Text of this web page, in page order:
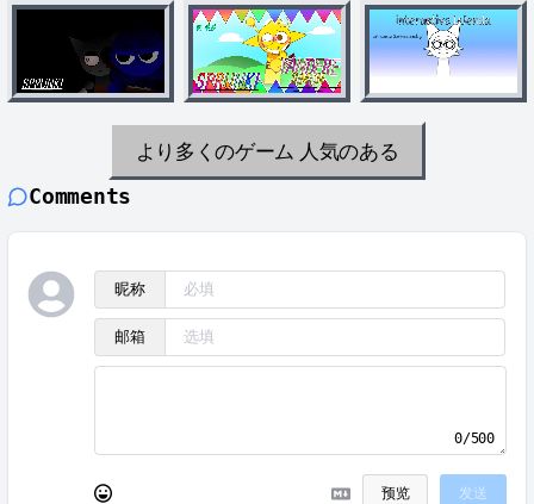
より多くのゲーム 人気のある
Comments
昵称
邮箱
0/500
预览 发送